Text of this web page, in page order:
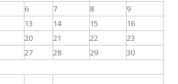
6 7 8
9
13 14 15
16
20 21 22
23
27 28 29
30